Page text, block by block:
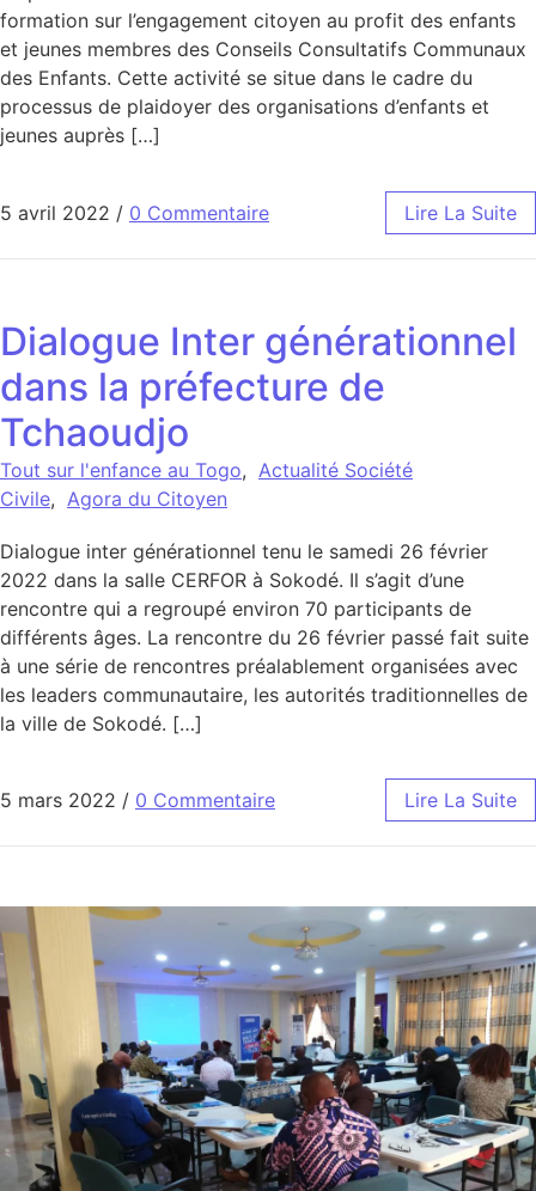
formation sur l’engagement citoyen au profit des enfants
et jeunes membres des Conseils Consultatifs Communaux
des Enfants. Cette activité se situe dans le cadre du
processus de plaidoyer des organisations d’enfants et
jeunes auprès […]
5 avril 2022 / 0 Commentaire Lire La Suite
Dialogue Inter générationnel
dans la préfecture de
Tchaoudjo
Tout sur l'enfance au Togo, Actualité Société
Civile, Agora du Citoyen
Dialogue inter générationnel tenu le samedi 26 février
2022 dans la salle CERFOR à Sokodé. Il s’agit d’une
rencontre qui a regroupé environ 70 participants de
différents âges. La rencontre du 26 février passé fait suite
à une série de rencontres préalablement organisées avec
les leaders communautaire, les autorités traditionnelles de
la ville de Sokodé. […]
5 mars 2022 / 0 Commentaire Lire La Suite